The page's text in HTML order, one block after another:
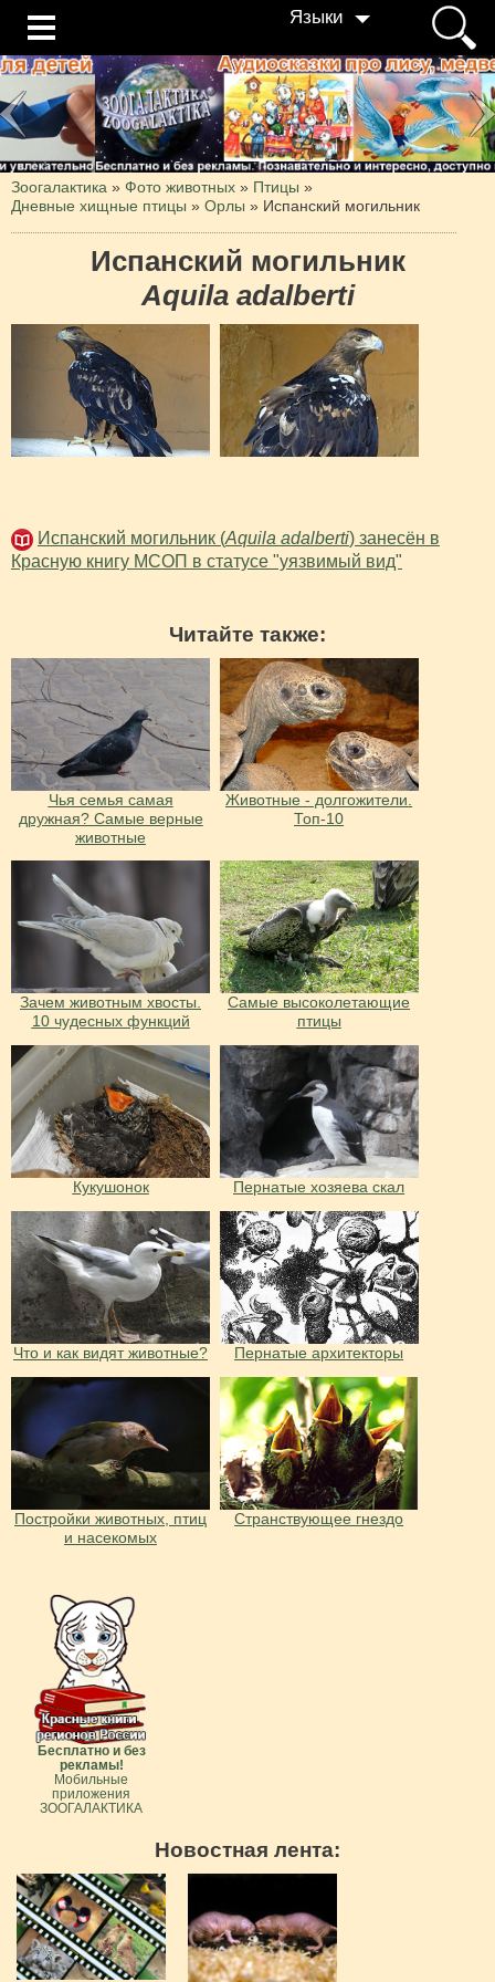
Языки
Зоогалактика » Фото животных » Птицы »
Дневные хищные птицы » Орлы » Испанский могильник
Испанский могильник
Aquila adalberti
Испанский могильник (Aquila adalberti) занесён в
Красную книгу МСОП в статусе "уязвимый вид"
Читайте также:
Чья семья самая
дружная? Самые верные
животные
Животные - долгожители.
Топ-10
Зачем животным хвосты.
10 чудесных функций
Самые высоколетающие
птицы
Кукушонок Пернатые хозяева скал
Что и как видят животные? Пернатые архитекторы
Постройки животных, птиц
и насекомых
Странствующее гнездо
Бесплатно и без
рекламы!
Мобильные
приложения
ЗООГАЛАКТИКА
Новостная лента: